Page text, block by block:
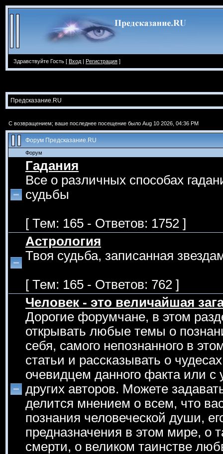
Здравствуйте Гость [ Вход | Регистрация ]
Предсказание.RU
С возвращением; ваше последнее посещение было Aug 10 2026, 04:36 PM
Форум Предсказание.RU
Форум
Гадания
Все о различных способах
судьбы
[ Тем: 165 - Ответов: 1752 ]
Астрология
Твоя судьба, записанная
[ Тем: 165 - Ответов: 762 ]
Человек - это величайшая
Дорогие форумчане, в этом
открывать любые темы о
себя, самого непознанного в
статьи и рассказывать о
очевидцем данного факта или с
других авторов. Можете
делится мнением о всем, что
познания человеческой души,
предназначения в этом мире, о
смерти, о великом таинстве